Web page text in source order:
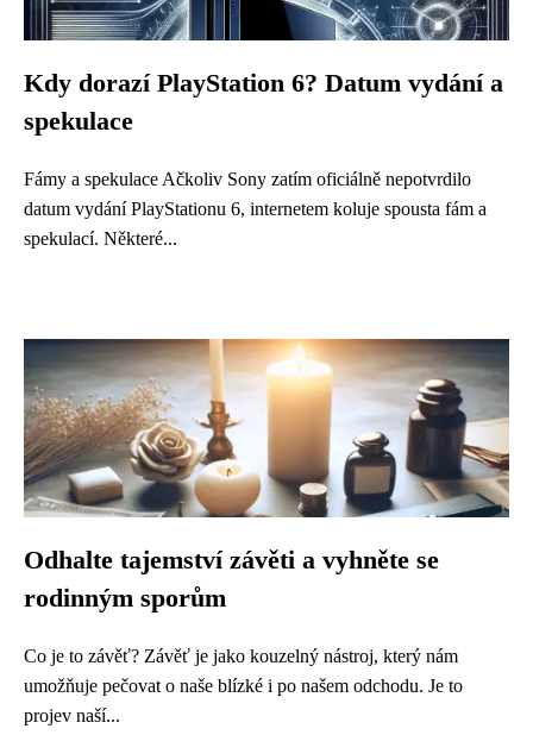
Kdy dorazí PlayStation 6? Datum vydání a
spekulace
Fámy a spekulace Ačkoliv Sony zatím oficiálně nepotvrdilo
datum vydání PlayStationu 6, internetem koluje spousta fám a
spekulací. Některé...
Odhalte tajemství závěti a vyhněte se
rodinným sporům
Co je to závěť? Závěť je jako kouzelný nástroj, který nám
umožňuje pečovat o naše blízké i po našem odchodu. Je to
projev naší...